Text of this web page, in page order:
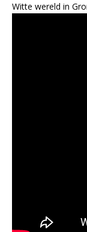
Witte wereld in